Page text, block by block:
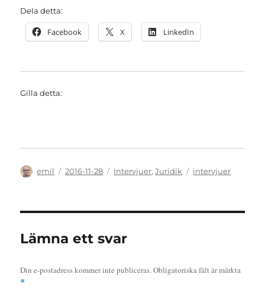
Dela detta:
Facebook X LinkedIn
Gilla detta:
Författare
emil
Publicerat
2016-11-28 Kategorier
Intervjuer,Juridik Etiketter
intervjuer
Lämna ett svar
Din e-postadress kommer inte publiceras.Obligatoriska fält är märkta
*